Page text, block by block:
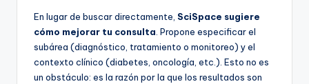
En lugar de buscar directamente, SciSpace sugiere
cómo mejorar tu consulta . Propone especificar el
subárea (diagnóstico, tratamiento o monitoreo) y el
contexto clínico (diabetes, oncología, etc.). Esto no es
un obstáculo: es la razón por la que los resultados son